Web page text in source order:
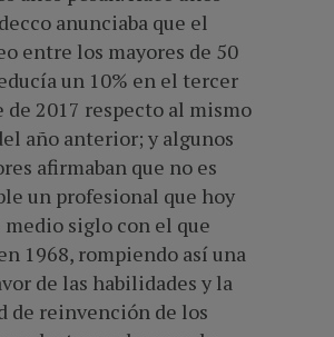
anunciaba que el
entre los mayores de 50
un 10% en el tercer
2017 respecto al mismo
año anterior; y algunos
afirmaban que no es
un profesional que hoy
medio siglo con el que
1968, rompiendo así una
de las habilidades y la
de reinvención de los